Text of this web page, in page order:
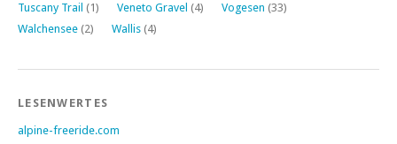
Tuscany Trail (1) Veneto Gravel (4) Vogesen (33)
Walchensee (2) Wallis (4)
LESENWERTES
alpine-freeride.com